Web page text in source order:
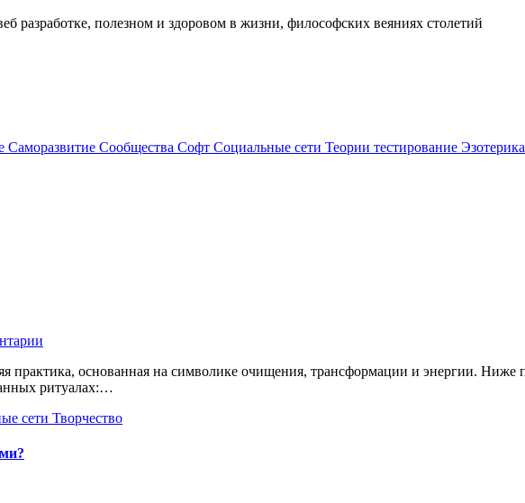
разработке, полезном и здоровом в жизни, философских веяниях столетий
Саморазвитие Сообщества Софт Социальные сети Теории тестирование Эзотерика
ритуалах:…
сети Творчество